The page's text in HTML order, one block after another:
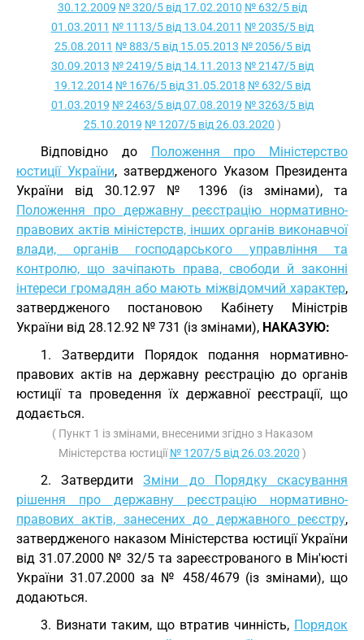
30.12.2009 № 320/5 від 17.02.2010 № 632/5 від
01.03.2011 № 1113/5 від 13.04.2011 № 2035/5 від
25.08.2011 № 883/5 від 15.05.2013 № 2056/5 від
30.09.2013 № 2419/5 від 14.11.2013 № 2147/5 від
19.12.2014 № 1676/5 від 31.05.2018 № 632/5 від
01.03.2019 № 2463/5 від 07.08.2019 № 3263/5 від
25.10.2019 № 1207/5 від 26.03.2020 )
Відповідно до Положення про Міністерство
юстиції України, затвердженого Указом Президента
України від 30.12.97 № 1396 (із змінами), та
Положення про державну реєстрацію нормативно-
правових актів міністерств, інших органів виконавчої
влади, органів господарського управління та
контролю, що зачіпають права, свободи й законні
інтереси громадян або мають міжвідомчий характер,
затвердженого постановою Кабінету Міністрів
України від 28.12.92 № 731 (із змінами), НАКАЗУЮ:
1. Затвердити Порядок подання нормативно-
правових актів на державну реєстрацію до органів
юстиції та проведення їх державної реєстрації, що
додається.
( Пункт 1 із змінами, внесеними згідно з Наказом
Міністерства юстиції№ 1207/5 від 26.03.2020 )
2. ЗатвердитиЗміни до Порядку скасування
рішення про державну реєстрацію нормативно-
правових актів, занесених до державного реєстру,
затвердженого наказом Міністерства юстиції України
від 31.07.2000 № 32/5 та зареєстрованого в Мін'юсті
України 31.07.2000 за № 458/4679 (із змінами), що
додаються.
3. Визнати таким, що втратив чинність, Порядок